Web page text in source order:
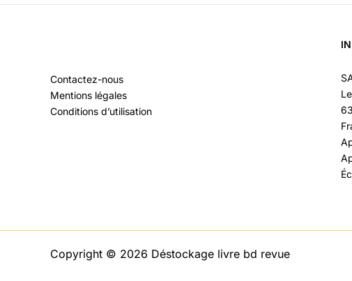
Contactez-nous
Mentions légales
Conditions d’utilisation
Copyright © 2026 Déstockage livre bd revue